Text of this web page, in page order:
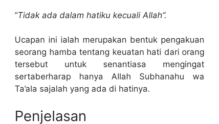
“Tidak ada dalam hatiku kecuali Allah”.
Ucapan ini ialah merupakan bentuk pengakuan
seorang hamba tentang keuatan hati dari orang
tersebut untuk senantiasa mengingat
sertaberharap hanya Allah Subhanahu wa
Ta’ala sajalah yang ada di hatinya.
Penjelasan